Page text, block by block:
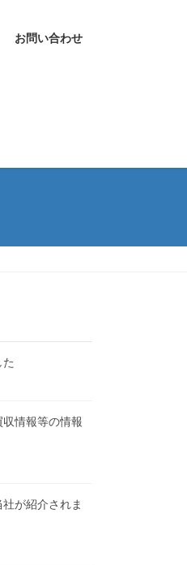
お問い合わせ
情報等の情報
が紹介されま